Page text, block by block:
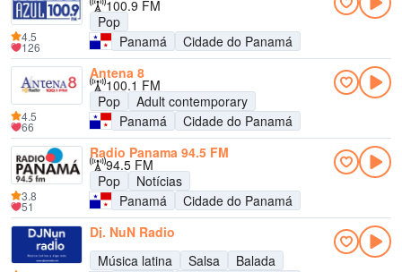
100.9 FM
Pop
Panamá
Cidade do Panamá
4.5
126
Antena 8
100.1 FM
Pop
Adult contemporary
Panamá
Cidade do Panamá
4.5
66
Radio Panama 94.5 FM
94.5 FM
Pop
Notícias
Panamá
Cidade do Panamá
3.8
51
Dj. NuN Radio
Música latina
Salsa
Balada